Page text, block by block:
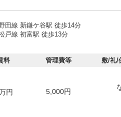
田線 新鎌ケ谷駅 徒歩14分
戸線 初富駅 徒歩13分
料 管理費等 敷/礼/
円 5,000円